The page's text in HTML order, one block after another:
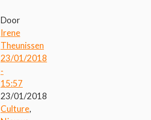
Door
Irene
Theunissen
23/01/2018
-
15:57
23/01/2018
Culture,